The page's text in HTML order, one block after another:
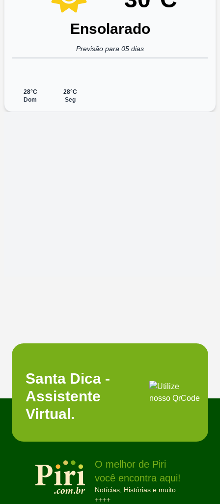
Ensolarado
Previsão para 05 dias
28°C
Dom
28°C
Seg
Santa Dica -
Assistente
Virtual.
O melhor de Piri
você encontra aqui!
Notícias, Histórias e muito
++++